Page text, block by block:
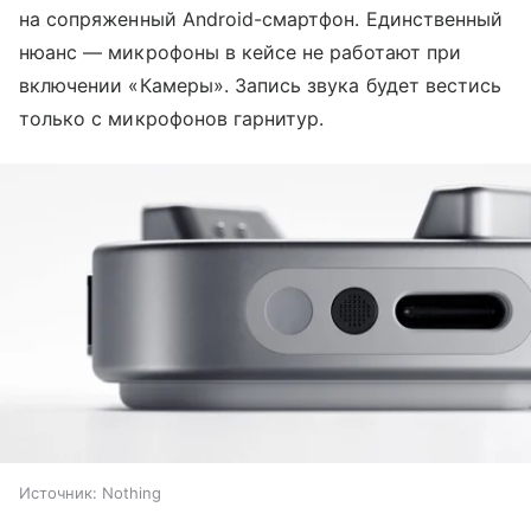
на сопряженный Android-смартфон. Единственный
нюанс — микрофоны в кейсе не работают при
включении «Камеры». Запись звука будет вестись
только с микрофонов гарнитур.
Источник: Nothing